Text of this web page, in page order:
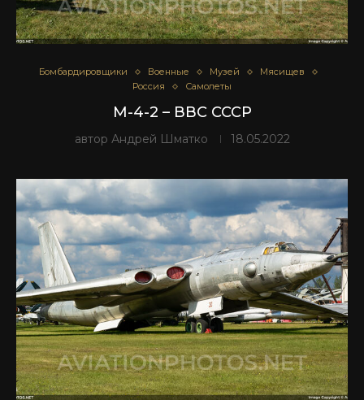
Бомбардировщики Военные Музей
Мясищев
Россия
Самолеты
М-4-2 – ВВС СССР
автор Андрей Шматко 18.05.2022